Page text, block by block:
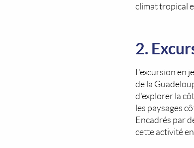
climat tropical
2.
L'excursion en
de la
d'explorer la
les paysages
Encadrés par
cette activité